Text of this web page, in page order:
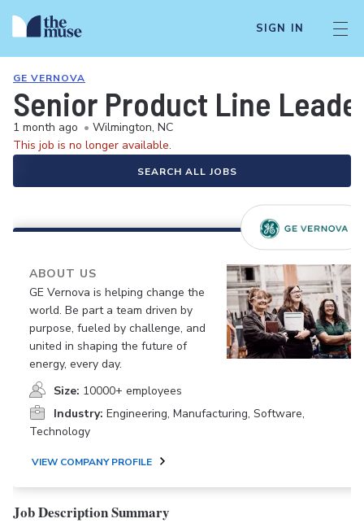
SIGN IN
GE VERNOVA
Senior Product Line
1 month ago • Wilmington, NC
This job is no longer available.
SEARCH ALL JOBS
ABOUT US
GE Vernova is helping change the
world. Be part a team driven by
purpose, fueled by challenge, and
united in shaping the future of
energy, every day.
Size: 10000+ employees
Industry: Engineering, Manufacturing, Software,
Technology
VIEW COMPANY PROFILE
Job Description Summary